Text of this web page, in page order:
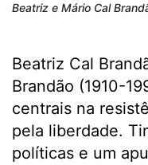
Beatriz e Mário Cal
Beatriz Cal
Brandão (1910-
centrais na
pela liberdade.
políticas e um